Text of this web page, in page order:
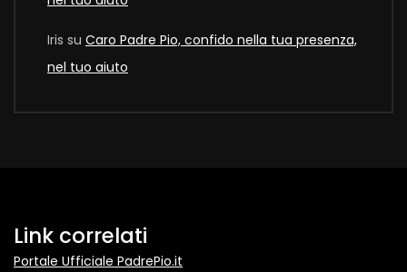
Iris su Caro Padre Pio, confido nella tua presenza,
nel tuo aiuto
Link correlati
Portale Ufficiale PadrePio.it